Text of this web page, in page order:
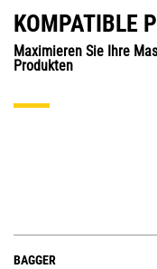
KOMPATIBLE
Maximieren Sie Ihre
Produkten
BAGGER